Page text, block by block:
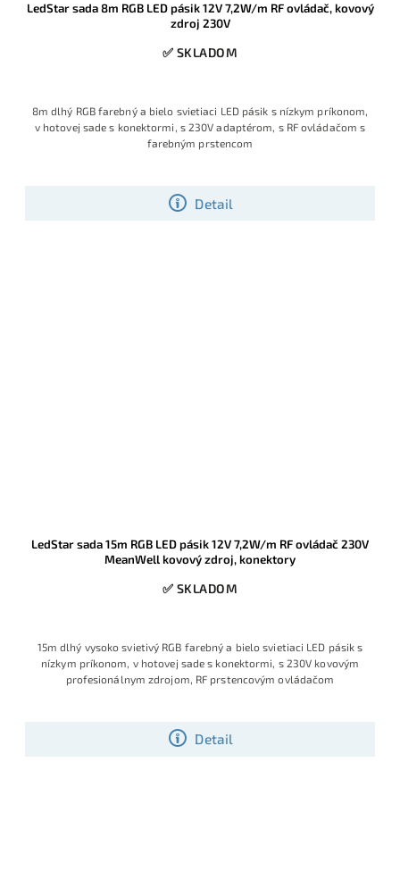
LedStar sada 8m RGB LED pásik 12V 7,2W/m RF ovládač, kovový
zdroj 230V
✅ SKLADOM
Detail
8m dlhý RGB farebný a bielo svietiaci LED pásik s nízkym príkonom,
v hotovej sade s konektormi, s 230V adaptérom, s RF ovládačom s
farebným prstencom
LedStar sada 15m RGB LED pásik 12V 7,2W/m RF ovládač 230V
MeanWell kovový zdroj, konektory
✅ SKLADOM
Detail
15m dlhý vysoko svietivý RGB farebný a bielo svietiaci LED pásik s
nízkym príkonom, v hotovej sade s konektormi, s 230V kovovým
profesionálnym zdrojom, RF prstencovým ovládačom